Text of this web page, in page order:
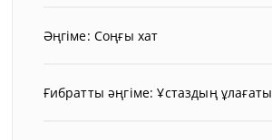
Әңгіме: Соңғы хат
Ғибратты әңгіме: Ұстаздың ұлағаты